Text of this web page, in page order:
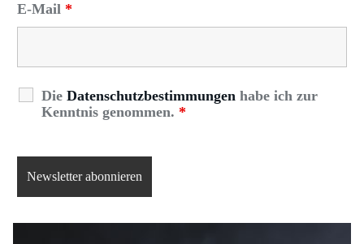
E-Mail *
Die Datenschutzbestimmungen habe ich zur
Kenntnis genommen. *